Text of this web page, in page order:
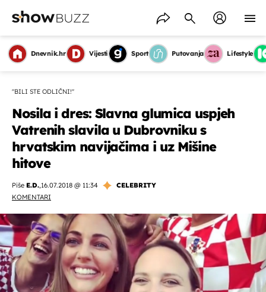
Dnevnik.hr Vijesti Sport Putovanja Lifestyle
''BILI STE ODLIČNI!''
Nosila i dres: Slavna glumica uspjeh
Vatrenih slavila u Dubrovniku s
hrvatskim navijačima i uz Mišine
hitove
Piše E.D.,16.07.2018 @ 11:34
CELEBRITY
KOMENTARI
OMOGUĆI OBAVIJESTI